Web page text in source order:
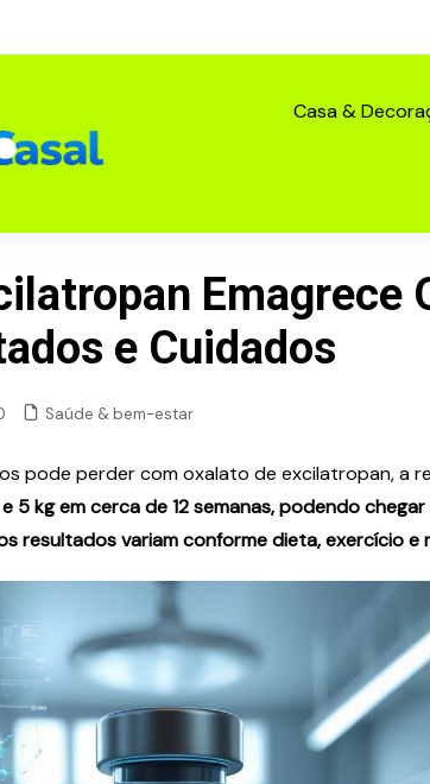
Casa &
Emagrece
e Cuidados
Saúde & bem-estar
pode perder com oxalato de excilatropan, a
5 kg em cerca de 12 semanas, podendo
resultados variam conforme dieta, exercício e